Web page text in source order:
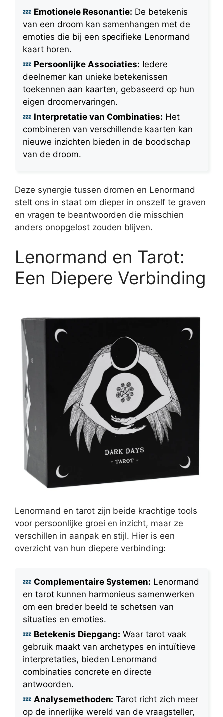
Emotionele Resonantie: De betekenis
van een droom kan samenhangen met de
emoties die bij een specifieke Lenormand
kaart horen.
Persoonlijke Associaties: Iedere
deelnemer kan unieke betekenissen
toekennen aan kaarten, gebaseerd op hun
eigen droomervaringen.
Interpretatie van Combinaties: Het
combineren van verschillende kaarten kan
nieuwe inzichten bieden in de boodschap
van de droom.
Deze synergie tussen dromen en Lenormand
stelt ons in staat om dieper in onszelf te graven
en vragen te beantwoorden die misschien
anders onopgelost zouden blijven.
Lenormand en Tarot:
Een Diepere Verbinding
Lenormand en tarot zijn beide krachtige tools
voor persoonlijke groei en inzicht, maar ze
verschillen in aanpak en stijl. Hier is een
overzicht van hun diepere verbinding:
Complementaire Systemen: Lenormand
en tarot kunnen harmonieus samenwerken
om een breder beeld te schetsen van
situaties en emoties.
Betekenis Diepgang: Waar tarot vaak
gebruik maakt van archetypes en intuïtieve
interpretaties, bieden Lenormand
combinaties concrete en directe
antwoorden.
Analysemethoden: Tarot richt zich meer
op de innerlijke wereld van de vraagsteller,